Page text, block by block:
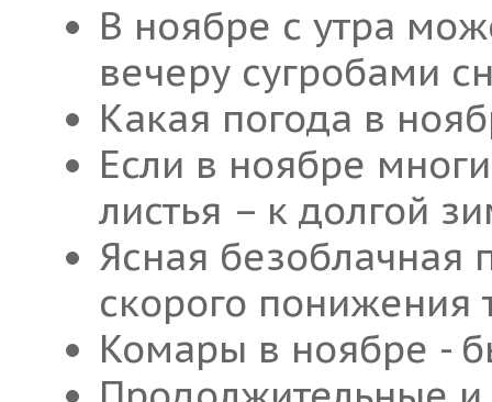
В ноябре с утра
вечеру сугробами
Какая погода в
Если в ноябре
листья – к долгой
Ясная безоблачная
скорого понижения
Комары в ноябре -